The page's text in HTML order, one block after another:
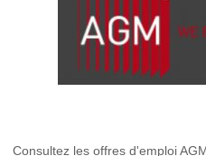
Consultez les offres d'emploi